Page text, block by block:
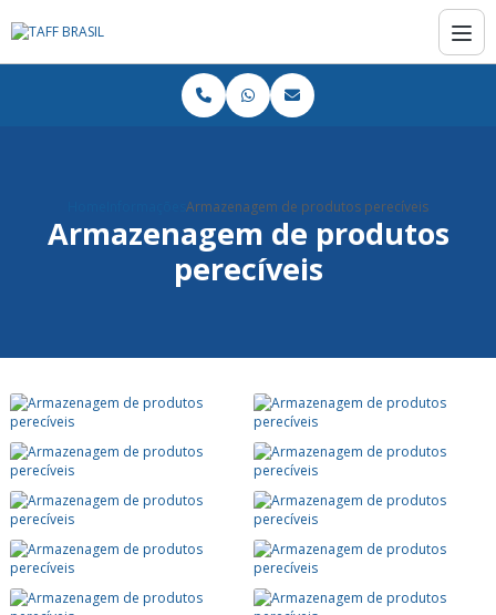
Armazenagem de produtos perecíveis
Armazenagem de produtos
perecíveis